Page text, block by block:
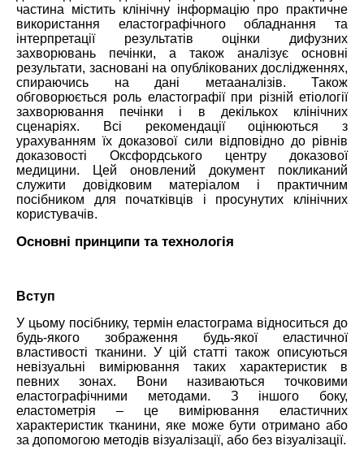
частина містить клінічну інформацію про практичне
використання еластографічного обладнання та
інтерпретації результатів оцінки дифузних
захворювань печінки, а також аналізує основні
результати, засновані на опублікованих дослідженнях,
спираючись на дані метааналізів. Також
обговорюється роль еластографії при різній етіології
захворювання печінки і в декількох клінічних
сценаріях. Всі рекомендації оцінюються з
урахуванням їх доказової сили відповідно до рівнів
доказовості Оксфордського центру доказової
медицини. Цей оновлений документ покликаний
служити довідковим матеріалом і практичним
посібником для початківців і просунутих клінічних
користувачів.
Основні принципи та технологія
Вступ
У цьому посібнику, термін еластограма відноситься до
будь-якого зображення будь-якої еластичної
властивості тканини. У цій статті також описуються
невізуальні вимірювання таких характеристик в
певних зонах. Вони називаються точковими
еластографічними методами. З іншого боку,
еластометрія – це вимірювання еластичних
характеристик тканини, яке може бути отримано або
за допомогою методів візуалізації, або без візуалізації.